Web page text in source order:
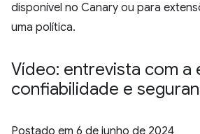
disponível no Canary ou para
uma política.
Vídeo: entrevista com a
confiabilidade e
Postado em 6 de junho de 2024